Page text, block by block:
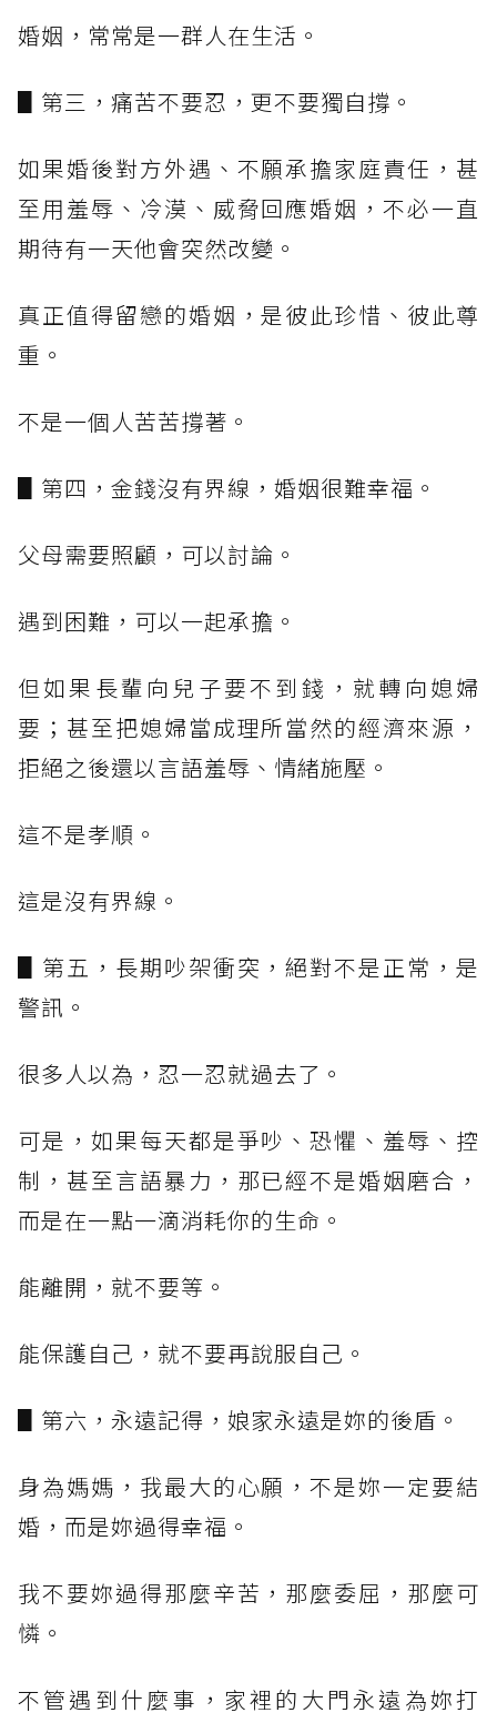
婚姻，常常是一群人在生活。
▋第三，痛苦不要忍，更不要獨自撐。
如果婚後對方外遇、不願承擔家庭責任，甚
至用羞辱、冷漠、威脅回應婚姻，不必一直
期待有一天他會突然改變。
真正值得留戀的婚姻，是彼此珍惜、彼此尊
重。
不是一個人苦苦撐著。
▋第四，金錢沒有界線，婚姻很難幸福。
父母需要照顧，可以討論。
遇到困難，可以一起承擔。
但如果長輩向兒子要不到錢，就轉向媳婦
要；甚至把媳婦當成理所當然的經濟來源，
拒絕之後還以言語羞辱、情緒施壓。
這不是孝順。
這是沒有界線。
▋第五，長期吵架衝突，絕對不是正常，是
警訊。
很多人以為，忍一忍就過去了。
可是，如果每天都是爭吵、恐懼、羞辱、控
制，甚至言語暴力，那已經不是婚姻磨合，
而是在一點一滴消耗你的生命。
能離開，就不要等。
能保護自己，就不要再說服自己。
▋第六，永遠記得，娘家永遠是妳的後盾。
身為媽媽，我最大的心願，不是妳一定要結
婚，而是妳過得幸福。
我不要妳過得那麼辛苦，那麼委屈，那麼可
憐。
不管遇到什麼事，家裡的大門永遠為妳打